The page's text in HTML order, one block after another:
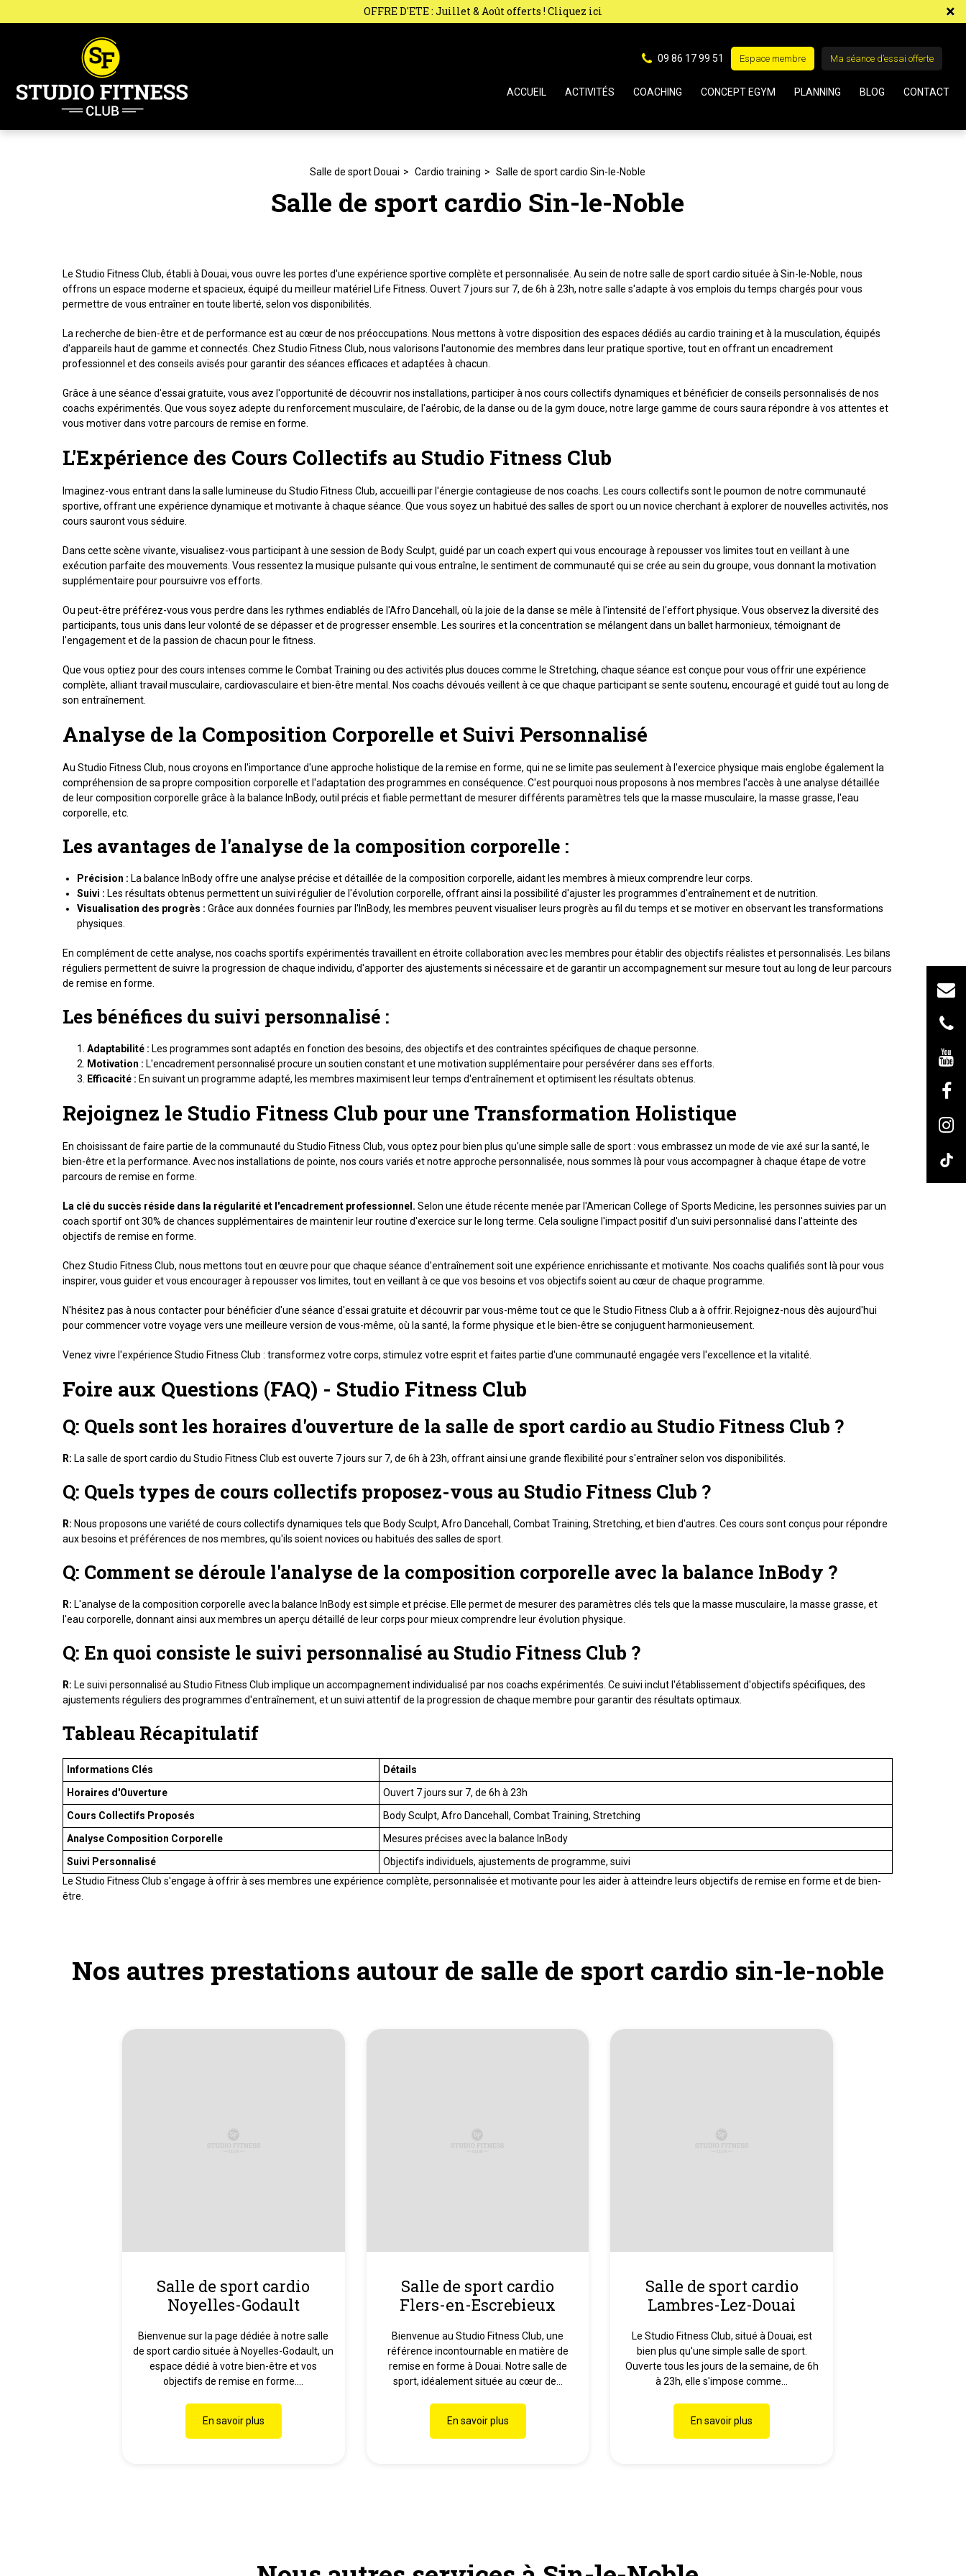
OFFRE D'ETE : Juillet & Août offerts ! Cliquez ici ×
09 86 17 99 51 Espace membre Ma séance d’essai offerte
ACCUEIL ACTIVITÉS COACHING CONCEPT EGYM PLANNING BLOG CONTACT
Salle de sport Douai Cardio training Salle de sport cardio Sin-le-Noble
Salle de sport cardio Sin-le-Noble
Le Studio Fitness Club, établi à Douai, vous ouvre les portes d'une expérience sportive complète et personnalisée. Au sein de notre salle de sport cardio située à Sin-le-Noble, nous
offrons un espace moderne et spacieux, équipé du meilleur matériel Life Fitness. Ouvert 7 jours sur 7, de 6h à 23h, notre salle s'adapte à vos emplois du temps chargés pour vous
permettre de vous entraîner en toute liberté, selon vos disponibilités.
La recherche de bien-être et de performance est au cœur de nos préoccupations. Nous mettons à votre disposition des espaces dédiés au cardio training et à la musculation, équipés
d'appareils haut de gamme et connectés. Chez Studio Fitness Club, nous valorisons l'autonomie des membres dans leur pratique sportive, tout en offrant un encadrement
professionnel et des conseils avisés pour garantir des séances efficaces et adaptées à chacun.
Grâce à une séance d'essai gratuite, vous avez l'opportunité de découvrir nos installations, participer à nos cours collectifs dynamiques et bénéficier de conseils personnalisés de nos
coachs expérimentés. Que vous soyez adepte du renforcement musculaire, de l'aérobic, de la danse ou de la gym douce, notre large gamme de cours saura répondre à vos attentes et
vous motiver dans votre parcours de remise en forme.
L'Expérience des Cours Collectifs au Studio Fitness Club
Imaginez-vous entrant dans la salle lumineuse du Studio Fitness Club, accueilli par l'énergie contagieuse de nos coachs. Les cours collectifs sont le poumon de notre communauté
sportive, offrant une expérience dynamique et motivante à chaque séance. Que vous soyez un habitué des salles de sport ou un novice cherchant à explorer de nouvelles activités, nos
cours sauront vous séduire.
Dans cette scène vivante, visualisez-vous participant à une session de Body Sculpt, guidé par un coach expert qui vous encourage à repousser vos limites tout en veillant à une
exécution parfaite des mouvements. Vous ressentez la musique pulsante qui vous entraîne, le sentiment de communauté qui se crée au sein du groupe, vous donnant la motivation
supplémentaire pour poursuivre vos efforts.
Ou peut-être préférez-vous vous perdre dans les rythmes endiablés de l'Afro Dancehall, où la joie de la danse se mêle à l'intensité de l'effort physique. Vous observez la diversité des
participants, tous unis dans leur volonté de se dépasser et de progresser ensemble. Les sourires et la concentration se mélangent dans un ballet harmonieux, témoignant de
l'engagement et de la passion de chacun pour le fitness.
Que vous optiez pour des cours intenses comme le Combat Training ou des activités plus douces comme le Stretching, chaque séance est conçue pour vous offrir une expérience
complète, alliant travail musculaire, cardiovasculaire et bien-être mental. Nos coachs dévoués veillent à ce que chaque participant se sente soutenu, encouragé et guidé tout au long de
son entraînement.
Analyse de la Composition Corporelle et Suivi Personnalisé
Au Studio Fitness Club, nous croyons en l'importance d'une approche holistique de la remise en forme, qui ne se limite pas seulement à l'exercice physique mais englobe également la
compréhension de sa propre composition corporelle et l'adaptation des programmes en conséquence. C'est pourquoi nous proposons à nos membres l'accès à une analyse détaillée
de leur composition corporelle grâce à la balance InBody, outil précis et fiable permettant de mesurer différents paramètres tels que la masse musculaire, la masse grasse, l'eau
corporelle, etc.
Les avantages de l'analyse de la composition corporelle :
Précision : La balance InBody offre une analyse précise et détaillée de la composition corporelle, aidant les membres à mieux comprendre leur corps.
Suivi : Les résultats obtenus permettent un suivi régulier de l'évolution corporelle, offrant ainsi la possibilité d'ajuster les programmes d'entraînement et de nutrition.
Visualisation des progrès : Grâce aux données fournies par l'InBody, les membres peuvent visualiser leurs progrès au fil du temps et se motiver en observant les transformations
physiques.
En complément de cette analyse, nos coachs sportifs expérimentés travaillent en étroite collaboration avec les membres pour établir des objectifs réalistes et personnalisés. Les bilans
réguliers permettent de suivre la progression de chaque individu, d'apporter des ajustements si nécessaire et de garantir un accompagnement sur mesure tout au long de leur parcours
de remise en forme.
Les bénéfices du suivi personnalisé :
Adaptabilité : Les programmes sont adaptés en fonction des besoins, des objectifs et des contraintes spécifiques de chaque personne.
Motivation : L'encadrement personnalisé procure un soutien constant et une motivation supplémentaire pour persévérer dans ses efforts.
Efficacité : En suivant un programme adapté, les membres maximisent leur temps d'entraînement et optimisent les résultats obtenus.
Rejoignez le Studio Fitness Club pour une Transformation Holistique
En choisissant de faire partie de la communauté du Studio Fitness Club, vous optez pour bien plus qu'une simple salle de sport : vous embrassez un mode de vie axé sur la santé, le
bien-être et la performance. Avec nos installations de pointe, nos cours variés et notre approche personnalisée, nous sommes là pour vous accompagner à chaque étape de votre
parcours de remise en forme.
La clé du succès réside dans la régularité et l'encadrement professionnel. Selon une étude récente menée par l'American College of Sports Medicine, les personnes suivies par un
coach sportif ont 30% de chances supplémentaires de maintenir leur routine d'exercice sur le long terme. Cela souligne l'impact positif d'un suivi personnalisé dans l'atteinte des
objectifs de remise en forme.
Chez Studio Fitness Club, nous mettons tout en œuvre pour que chaque séance d'entraînement soit une expérience enrichissante et motivante. Nos coachs qualifiés sont là pour vous
inspirer, vous guider et vous encourager à repousser vos limites, tout en veillant à ce que vos besoins et vos objectifs soient au cœur de chaque programme.
N'hésitez pas à nous contacter pour bénéficier d'une séance d'essai gratuite et découvrir par vous-même tout ce que le Studio Fitness Club a à offrir. Rejoignez-nous dès aujourd'hui
pour commencer votre voyage vers une meilleure version de vous-même, où la santé, la forme physique et le bien-être se conjuguent harmonieusement.
Venez vivre l'expérience Studio Fitness Club : transformez votre corps, stimulez votre esprit et faites partie d'une communauté engagée vers l'excellence et la vitalité.
Foire aux Questions (FAQ) - Studio Fitness Club
Q: Quels sont les horaires d'ouverture de la salle de sport cardio au Studio Fitness Club ?
R: La salle de sport cardio du Studio Fitness Club est ouverte 7 jours sur 7, de 6h à 23h, offrant ainsi une grande flexibilité pour s'entraîner selon vos disponibilités.
Q: Quels types de cours collectifs proposez-vous au Studio Fitness Club ?
R: Nous proposons une variété de cours collectifs dynamiques tels que Body Sculpt, Afro Dancehall, Combat Training, Stretching, et bien d'autres. Ces cours sont conçus pour répondre
aux besoins et préférences de nos membres, qu'ils soient novices ou habitués des salles de sport.
Q: Comment se déroule l'analyse de la composition corporelle avec la balance InBody ?
R: L'analyse de la composition corporelle avec la balance InBody est simple et précise. Elle permet de mesurer des paramètres clés tels que la masse musculaire, la masse grasse, et
l'eau corporelle, donnant ainsi aux membres un aperçu détaillé de leur corps pour mieux comprendre leur évolution physique.
Q: En quoi consiste le suivi personnalisé au Studio Fitness Club ?
R: Le suivi personnalisé au Studio Fitness Club implique un accompagnement individualisé par nos coachs expérimentés. Ce suivi inclut l'établissement d'objectifs spécifiques, des
ajustements réguliers des programmes d'entraînement, et un suivi attentif de la progression de chaque membre pour garantir des résultats optimaux.
Tableau Récapitulatif
Informations Clés
Détails
Horaires d'Ouverture
Ouvert 7 jours sur 7, de 6h à 23h
Cours Collectifs Proposés
Body Sculpt, Afro Dancehall, Combat Training, Stretching
Analyse Composition Corporelle
Mesures précises avec la balance InBody
Suivi Personnalisé
Objectifs individuels, ajustements de programme, suivi
Le Studio Fitness Club s'engage à offrir à ses membres une expérience complète, personnalisée et motivante pour les aider à atteindre leurs objectifs de remise en forme et de bien-
être.
Nos autres prestations autour de salle de sport cardio sin-le-noble
Salle de sport cardio
Noyelles-Godault
Bienvenue sur la page dédiée à notre salle
de sport cardio située à Noyelles-Godault, un
espace dédié à votre bien-être et vos
objectifs de remise en forme....
En savoir plus
Salle de sport cardio
Flers-en-Escrebieux
Bienvenue au Studio Fitness Club, une
référence incontournable en matière de
remise en forme à Douai. Notre salle de
sport, idéalement située au cœur de...
En savoir plus
Salle de sport cardio
Lambres-Lez-Douai
Le Studio Fitness Club, situé à Douai, est
bien plus qu'une simple salle de sport.
Ouverte tous les jours de la semaine, de 6h
à 23h, elle s'impose comme...
En savoir plus